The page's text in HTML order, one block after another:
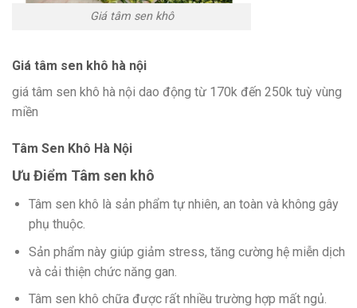
Giá tâm sen khô
Giá tâm sen khô hà nội
giá tâm sen khô hà nội dao động từ 170k đến 250k tuỳ vùng
miền
Tâm Sen Khô Hà Nội
Ưu Điểm Tâm sen khô
Tâm sen khô là sản phẩm tự nhiên, an toàn và không gây
phụ thuộc.
Sản phẩm này giúp giảm stress, tăng cường hệ miễn dịch
và cải thiện chức năng gan.
Tâm sen khô chữa được rất nhiều trường hợp mất ngủ.